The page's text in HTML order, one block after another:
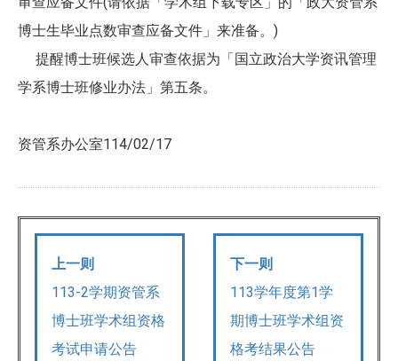
博士生毕业点数审查应备文件」来准备。)
提醒博士班候选人审查依据为「国立政治大学资讯管理
学系博士班修业办法」第五条。
资管系办公室114/02/17
上一则
113-2学期资管系
博士班学术组资格
考试申请公告
下一则
113学年度第1学
期博士班学术组资
格考结果公告